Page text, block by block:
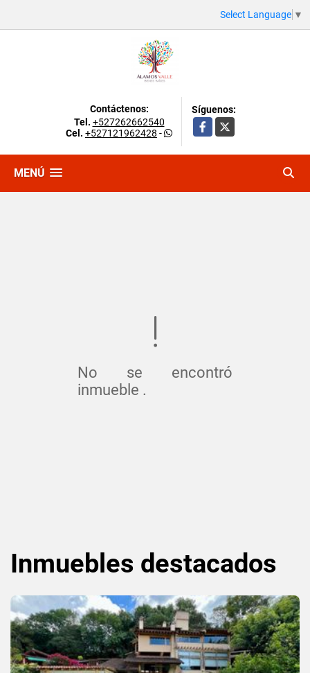
Select Language ▼
Contáctenos:
Tel. +527262662540
Cel. +527121962428 -
Síguenos:
Facebook
X
MENÚ
No se encontró
inmueble .
Inmuebles destacados